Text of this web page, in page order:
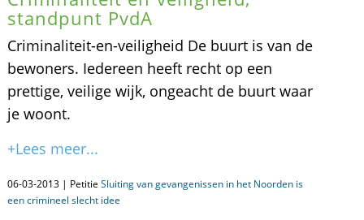
standpunt PvdA
Criminaliteit-en-veiligheid De buurt is van de
bewoners. Iedereen heeft recht op een
prettige, veilige wijk, ongeacht de buurt waar
je woont.
+Lees meer...
06-03-2013 | Petitie Sluiting van gevangenissen in het Noorden is
een crimineel slecht idee